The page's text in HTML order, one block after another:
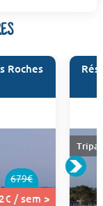
Roches
679€
/ sem >